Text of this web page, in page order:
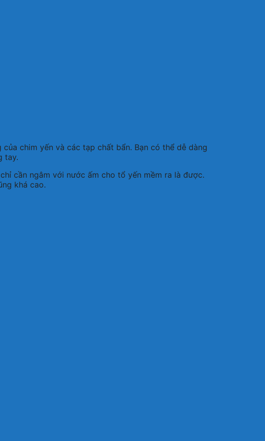
chim yến và các tạp chất bẩn. Bạn có thể dễ dàng
tay.
cần ngâm với nước ấm cho tổ yến mềm ra là được.
khá cao.